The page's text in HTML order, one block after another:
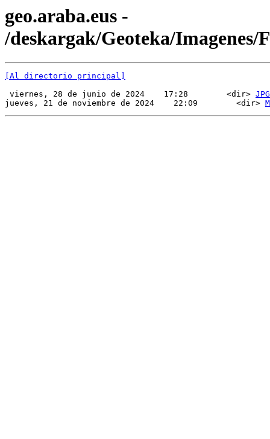
geo.araba.eus -
/deskargak/Geoteka/Imagenes/
[Al directorio principal]
viernes, 28 de junio de 2024    17:28        <dir> JPG
jueves, 21 de noviembre de 2024    22:09        <dir>